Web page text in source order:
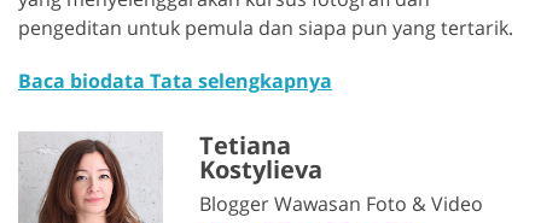
pengeditan untuk pemula dan siapa pun yang tertarik.
Baca biodata Tata selengkapnya
Tetiana
Kostylieva
Blogger Wawasan Foto & Video